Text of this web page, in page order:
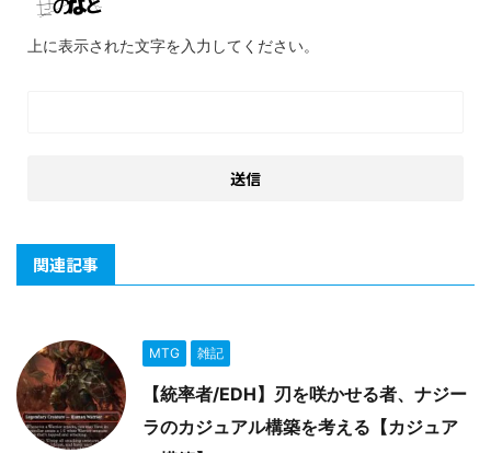
上に表示された文字を入力してください。
関連記事
MTG 雑記
【統率者/EDH】刃を咲かせる者、ナジー
ラのカジュアル構築を考える【カジュア